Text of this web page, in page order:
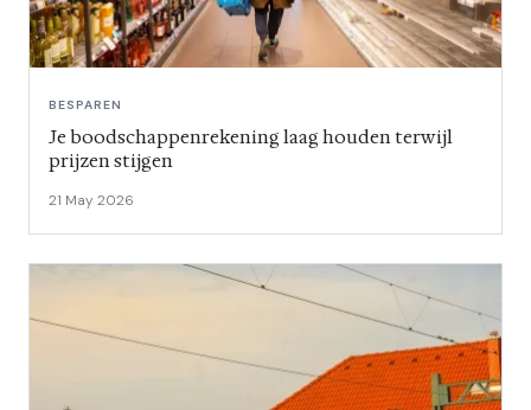
BESPAREN
Je boodschappenrekening laag houden terwijl
prijzen stijgen
21 May 2026